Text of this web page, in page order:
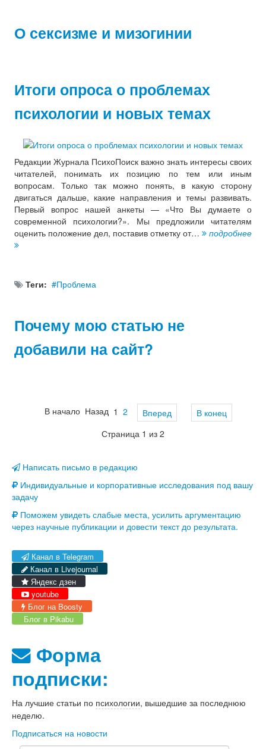
О сексизме и мизогинии
Итоги опроса о проблемах
психологии и новых темах
Редакции Журнала ПсихоПоиск важно знать интересы своих
читателей, понимать их позицию по тем или иным
вопросам. Только так можно понять, в какую сторону
двигаться дальше, какие направления и темы развивать.
Первый вопрос нашей анкеты — «Что Вы думаете о
современной психологии?». Мы предложили читателям
оценить положение дел, поставив отметку от…
подробнее
Теги: Проблема
Почему мою статью не
добавили на сайт?
В начало Назад 1 2 Вперед
В конец
Страница 1 из 2
Написать письмо в редакцию
Индивидуальные и корпоративные исследования под вашу
задачу
Поможем увидеть слабые места, усилить аргументацию
через научные публикации и довести текст до результата.
Канал в Telegram
Канал в Livejournal
Яндекс дзен
youtube
Блог на Boosty
Блог в Pikabu
Форма
подписки:
На лучшие статьи по психологии, вышедшие за последнюю
неделю.
Подписаться на новости